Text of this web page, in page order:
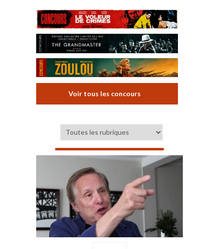
Voir tous les concours